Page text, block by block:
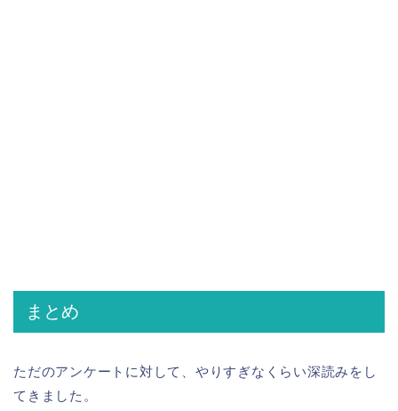
まとめ
ただのアンケートに対して、やりすぎなくらい深読みをし
てきました。